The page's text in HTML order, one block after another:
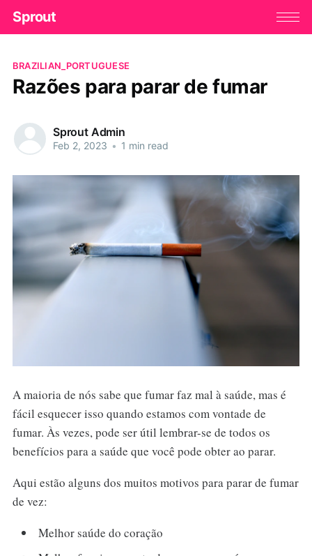
Sprout
BRAZILIAN_PORTUGUESE
Razões para parar de fumar
Sprout Admin
Feb 2, 2023 • 1 min read
A maioria de nós sabe que fumar faz mal à saúde, mas é
fácil esquecer isso quando estamos com vontade de
fumar. Às vezes, pode ser útil lembrar-se de todos os
benefícios para a saúde que você pode obter ao parar.
Aqui estão alguns dos muitos motivos para parar de fumar
de vez:
Melhor saúde do coração